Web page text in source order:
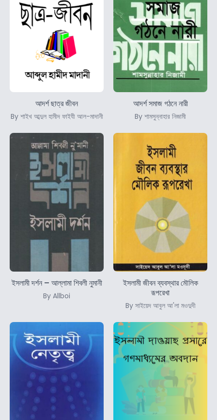
আদর্শ ছাত্র জীবন
By শাইখ আব্দুল হামীদ ফাইযী আল-মাদানী
আদর্শ সমাজ গঠনে নারী
By শামসুন্নাহার নিজামী
ইসলামী দর্শন – আল্লামা শিবলী নুমানী
By Allboi
ইসলামী জীবন ব্যবস্থার মৌলিক
রূপরেখা
By সাইয়েদ আবুল আ'লা মওদুদী